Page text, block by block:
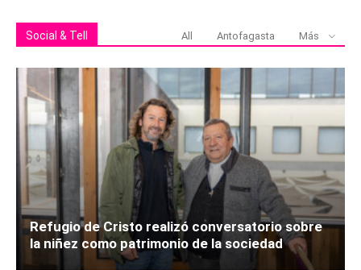
Social & Tell All Antofagasta Más
Refugio de Cristo realizó conversatorio sobre
la niñez como patrimonio de la sociedad